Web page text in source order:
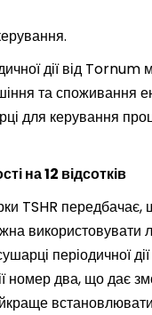
дії від
та споживання
для керування
на 12 відсотків
TSHR
використовувати
періодичної
номер два, що дає
встановлювати